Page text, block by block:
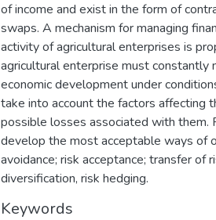
of income and exist in the form of
swaps. A mechanism for managing
activity of agricultural enterprises is
agricultural enterprise must
economic development under
take into account the factors affecting
possible losses associated with them.
develop the most acceptable ways of
avoidance; risk acceptance; transfer of
diversification, risk hedging.
Keywords